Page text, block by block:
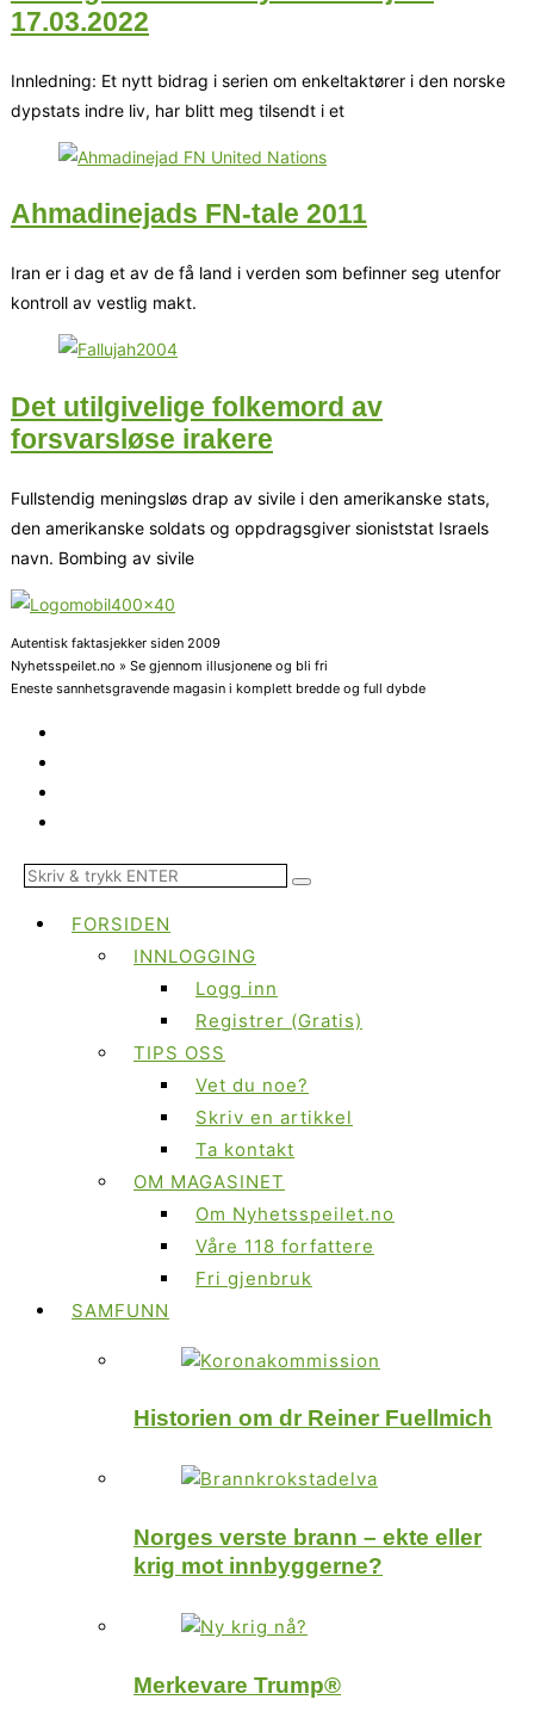
17.03.2022
Innledning: Et nytt bidrag i serien om enkeltaktører i den norske
dypstats indre liv, har blitt meg tilsendt i et
Ahmadinejads FN-tale 2011
Iran er i dag et av de få land i verden som befinner seg utenfor
kontroll av vestlig makt.
Det utilgivelige folkemord av
forsvarsløse irakere
Fullstendig meningsløs drap av sivile i den amerikanske stats,
den amerikanske soldats og oppdragsgiver sioniststat Israels
navn. Bombing av sivile
Autentisk faktasjekker siden 2009
Nyhetsspeilet.no » Se gjennom illusjonene og bli fri
Eneste sannhetsgravende magasin i komplett bredde og full dybde
FORSIDEN
INNLOGGING
Logg inn
Registrer (Gratis)
TIPS OSS
Vet du noe?
Skriv en artikkel
Ta kontakt
OM MAGASINET
Om Nyhetsspeilet.no
Våre 118 forfattere
Fri gjenbruk
SAMFUNN
Historien om dr Reiner Fuellmich
Norges verste brann – ekte eller
krig mot innbyggerne?
Merkevare Trump®